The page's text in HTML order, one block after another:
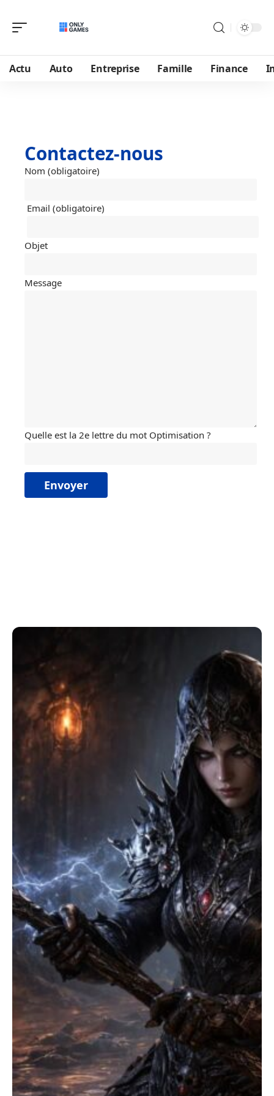
Actu Auto Entreprise Famille Finance
Contactez-nous
Nom (obligatoire)
Email (obligatoire)
Objet
Message
Quelle est la 2e lettre du mot Optimisation ?